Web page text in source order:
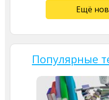
Ещё
Популярные